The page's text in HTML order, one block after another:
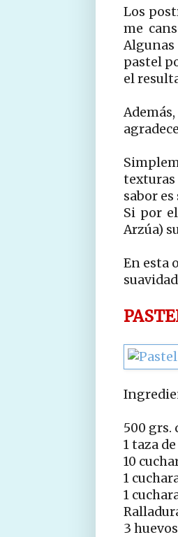
Los
me
pastel
el
texturas
sabor es
Si por
Arzúa)
En esta
500 grs.
1 taza
10
1
1
3 huevos